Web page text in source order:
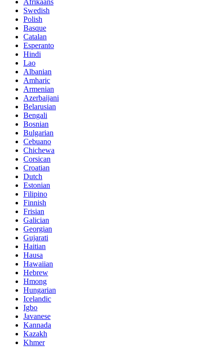
Swedish
Polish
Basque
Catalan
Esperanto
Hindi
Lao
Albanian
Amharic
Armenian
Azerbaijani
Belarusian
Bengali
Bosnian
Bulgarian
Cebuano
Chichewa
Corsican
Croatian
Dutch
Estonian
Filipino
Finnish
Frisian
Galician
Georgian
Gujarati
Haitian
Hausa
Hawaiian
Hebrew
Hmong
Hungarian
Icelandic
Igbo
Javanese
Kannada
Kazakh
Khmer